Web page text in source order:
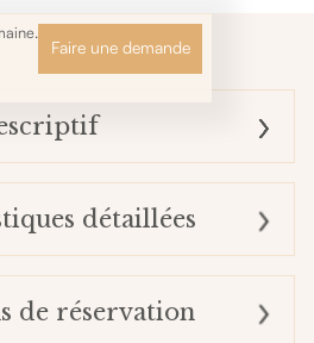
Faire une demande
détaillées
de réservation